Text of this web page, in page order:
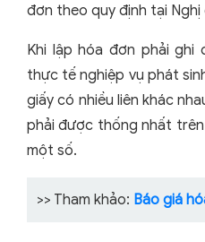
đơn theo quy định tại Nghị
Khi lập hóa đơn phải ghi
thực tế nghiệp vụ phát
giấy có nhiều liên khác
phải được thống nhất
một số.
>> Tham khảo: Báo giá